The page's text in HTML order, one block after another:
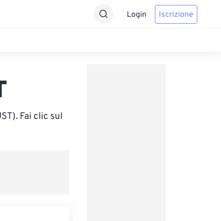
Login Iscrizione
Fai clic sul